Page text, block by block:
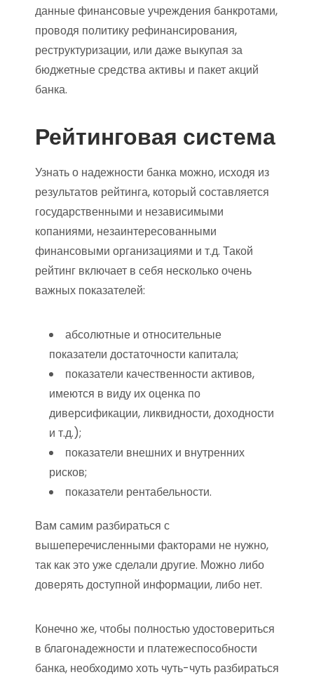
данные финансовые учреждения банкротами,
проводя политику рефинансирования,
реструктуризации, или даже выкупая за
бюджетные средства активы и пакет акций
банка.
Рейтинговая система
Узнать о надежности банка можно, исходя из
результатов рейтинга, который составляется
государственными и независимыми
копаниями, незаинтересованными
финансовыми организациями и т.д. Такой
рейтинг включает в себя несколько очень
важных показателей:
абсолютные и относительные
показатели достаточности капитала;
показатели качественности активов,
имеются в виду их оценка по
диверсификации, ликвидности, доходности
и т.д.);
показатели внешних и внутренних
рисков;
показатели рентабельности.
Вам самим разбираться с
вышеперечисленными факторами не нужно,
так как это уже сделали другие. Можно либо
доверять доступной информации, либо нет.
Конечно же, чтобы полностью удостовериться
в благонадежности и платежеспособности
банка, необходимо хоть чуть-чуть разбираться